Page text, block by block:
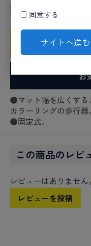
同意する
サイトへ進む
数量
お
●マット幅を広くする
カラーリングの歩行器。
●固定式。
この商品のレビ
レビューはありません。
レビューを投稿